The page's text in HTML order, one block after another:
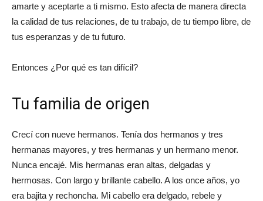
amarte y aceptarte a ti mismo. Esto afecta de manera directa
la calidad de tus relaciones, de tu trabajo, de tu tiempo libre, de
tus esperanzas y de tu futuro.
Entonces ¿Por qué es tan difícil?
Tu familia de origen
Crecí con nueve hermanos. Tenía dos hermanos y tres
hermanas mayores, y tres hermanas y un hermano menor.
Nunca encajé. Mis hermanas eran altas, delgadas y
hermosas. Con largo y brillante cabello. A los once años, yo
era bajita y rechoncha. Mi cabello era delgado, rebele y